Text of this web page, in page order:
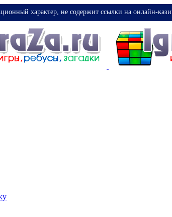
характер, не содержит ссылки на онлайн-